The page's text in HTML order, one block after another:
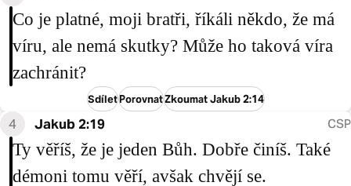
Co je platné, moji bratři, říkáli někdo, že má
víru, ale nemá skutky? Může ho taková víra
zachránit?
SdíletPorovnatZkoumat Jakub 2:14
4 Jakub 2:19 CSP
Ty věříš, že je jeden Bůh. Dobře činíš. Také
démoni tomu věří, avšak chvějí se.